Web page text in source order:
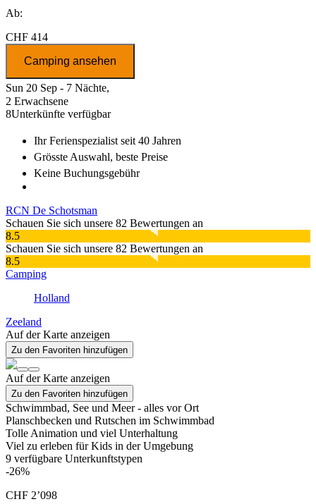
Ab:
CHF 414
Camping ansehen
Sun 20 Sep - 7 Nächte,
2 Erwachsene
8Unterkünfte verfügbar
Ihr Ferienspezialistseit 40 Jahren
Grösste Auswahl, beste Preise
Keine Buchungsgebühr
RCN De Schotsman
Schauen Sie sich unsere 82 Bewertungen an
8.5
Schauen Sie sich unsere 82 Bewertungen an
8.5
Camping
Holland
Zeeland
Auf der Karte anzeigen
Zu den Favoriten hinzufügen
Auf der Karte anzeigen
Zu den Favoriten hinzufügen
Schwimmbad, See und Meer - alles vor Ort
Planschbecken und Rutschen im Schwimmbad
Tolle Animation und viel Unterhaltung
Viel zu erleben für Kids in der Umgebung
9 verfügbare Unterkunftstypen
-26%
CHF 2’098